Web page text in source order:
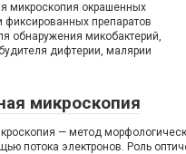
микроскопия окрашенных
препаратов
обнаружения микобактерий,
дифтерии, малярии
микроскопия
— метод
потока электронов. Роль